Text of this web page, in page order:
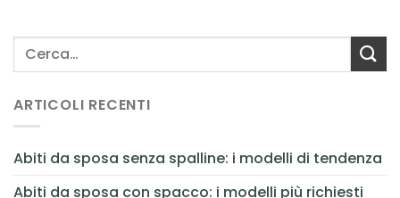
ARTICOLI RECENTI
Abiti da sposa senza spalline: i modelli di tendenza
Abiti da sposa con spacco: i modelli più richiesti